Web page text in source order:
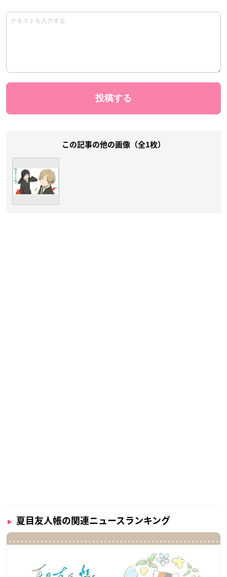
この記事の他の画像（全1枚）
夏目友人帳の関連ニュースランキング